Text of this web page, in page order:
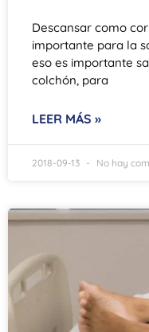
Descansar como
importante para la
eso es importante
colchón, para
LEER MÁS »
2018-09-13 No hay